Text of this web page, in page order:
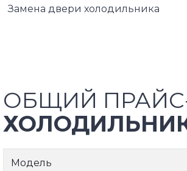
Замена двери холодильника
ОБЩИЙ
Модель